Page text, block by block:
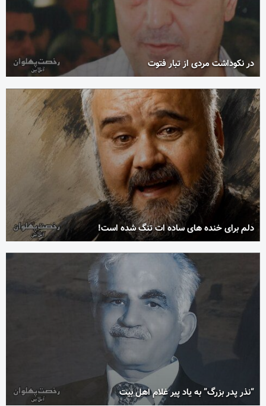
در نکوداشت مردی از تبار فتوت
دلم برای خنده های ساده ات تنگ شده است!
“نذر پدر بزرگ” به یاد پیر غلام اهل بیت